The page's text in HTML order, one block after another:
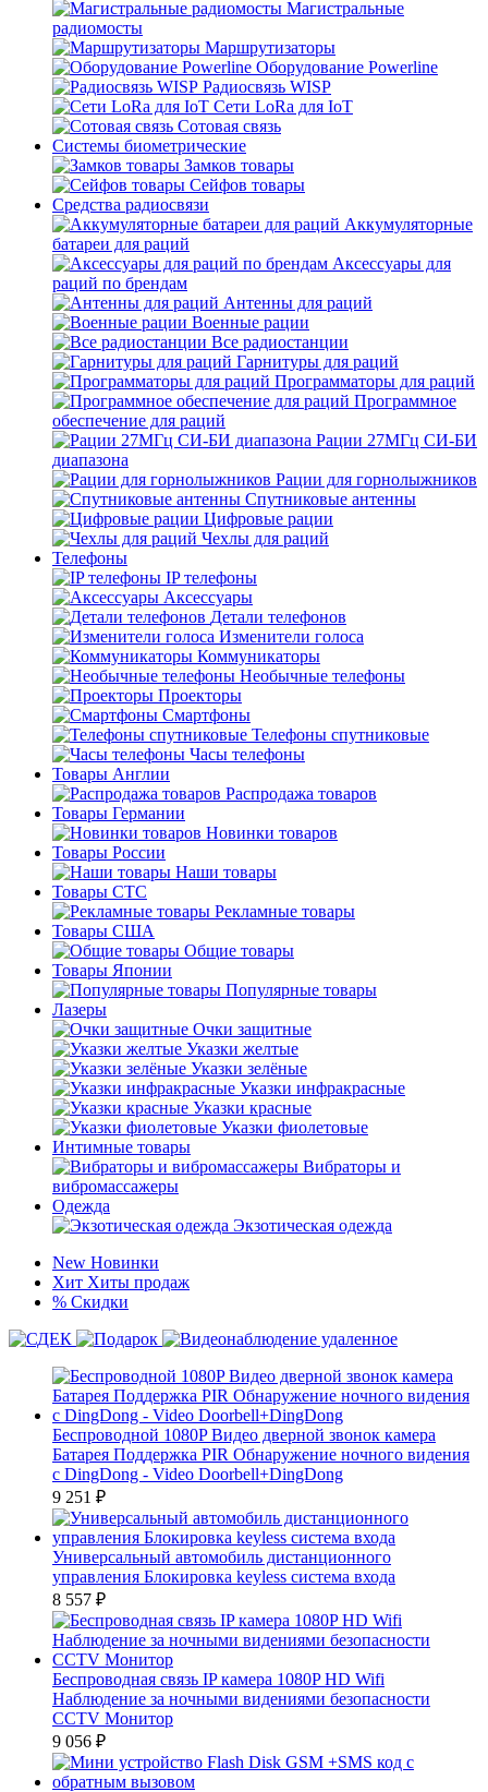
Магистральные
радиомосты
Маршрутизаторы
Оборудование Powerline
Радиосвязь WISP
Сети LoRa для IoT
Сотовая связь
Системы биометрические
Замков товары
Сейфов товары
Средства радиосвязи
Аккумуляторные
батареи для раций
Аксессуары для
раций по брендам
Антенны для раций
Военные рации
Все радиостанции
Гарнитуры для раций
Программаторы для раций
Программное
обеспечение для раций
Рации 27МГц СИ-БИ
диапазона
Рации для горнолыжников
Спутниковые антенны
Цифровые рации
Чехлы для раций
Телефоны
IP телефоны
Аксессуары
Детали телефонов
Изменители голоса
Коммуникаторы
Необычные телефоны
Проекторы
Смартфоны
Телефоны спутниковые
Часы телефоны
Товары Англии
Распродажа товаров
Товары Германии
Новинки товаров
Товары России
Наши товары
Товары СТС
Рекламные товары
Товары США
Общие товары
Товары Японии
Популярные товары
Лазеры
Очки защитные
Указки желтые
Указки зелёные
Указки инфракрасные
Указки красные
Указки фиолетовые
Интимные товары
Вибраторы и
вибромассажеры
Одежда
Экзотическая одежда
New Новинки
Хит Хиты продаж
% Скидки
Беспроводной 1080P Видео дверной звонок камера
Батарея Поддержка PIR Обнаружение ночного видения
с DingDong - Video Doorbell+DingDong
9 251 ₽
Универсальный автомобиль дистанционного
управления Блокировка keyless система входа
8 557 ₽
Беспроводная связь IP камера 1080P HD Wifi
Наблюдение за ночными видениями безопасности
CCTV Монитор
9 056 ₽